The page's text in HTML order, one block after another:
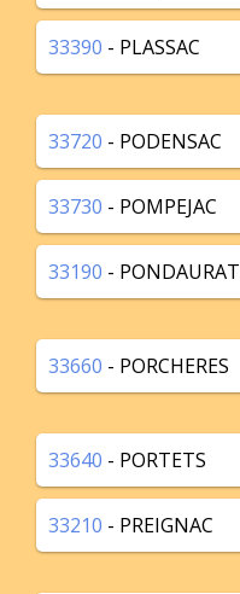
33390 - PLASSAC
33720 - PODENSAC
33730 - POMPEJAC
33190 - PONDAURAT
33660 - PORCHERES
33640 - PORTETS
33210 - PREIGNAC